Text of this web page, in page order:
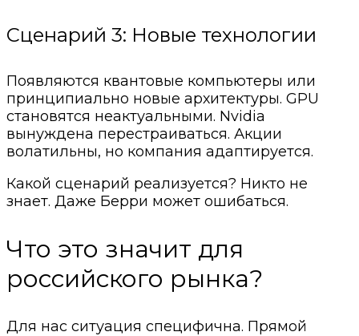
Сценарий 3: Новые технологии
Появляются квантовые компьютеры или
принципиально новые архитектуры. GPU
становятся неактуальными. Nvidia
вынуждена перестраиваться. Акции
волатильны, но компания адаптируется.
Какой сценарий реализуется? Никто не
знает. Даже Берри может ошибаться.
Что это значит для
российского рынка?
Для нас ситуация специфична. Прямой